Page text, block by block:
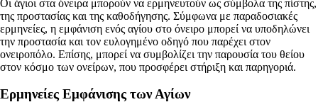
Οι άγιοι στα όνειρα μπορούν να ερμηνευτούν ως σύμβολα της πίστης,
της προστασίας και της καθοδήγησης. Σύμφωνα με παραδοσιακές
ερμηνείες, η εμφάνιση ενός αγίου στο όνειρο μπορεί να υποδηλώνει
την προστασία και τον ευλογημένο οδηγό που παρέχει στον
ονειροπόλο. Επίσης, μπορεί να συμβολίζει την παρουσία του θείου
στον κόσμο των ονείρων, που προσφέρει στήριξη και παρηγοριά.
Ερμηνείες Εμφάνισης των Αγίων